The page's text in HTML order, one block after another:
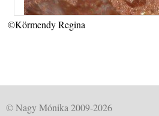
©Körmendy Regina
© Nagy Mónika 2009-2026